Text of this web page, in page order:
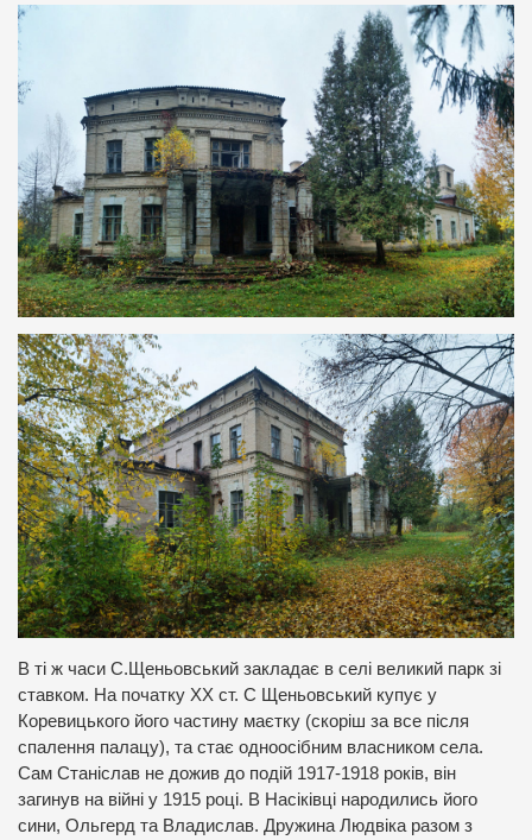
В ті ж часи С.Щеньовський закладає в селі великий парк зі
ставком. На початку XX ст. С Щеньовський купує у
Коревицького його частину маєтку (скоріш за все після
спалення палацу), та стає одноосібним власником села.
Сам Станіслав не дожив до подій 1917-1918 років, він
загинув на війні у 1915 році. В Насіківці народились його
сини, Ольгерд та Владислав. Дружина Людвіка разом з